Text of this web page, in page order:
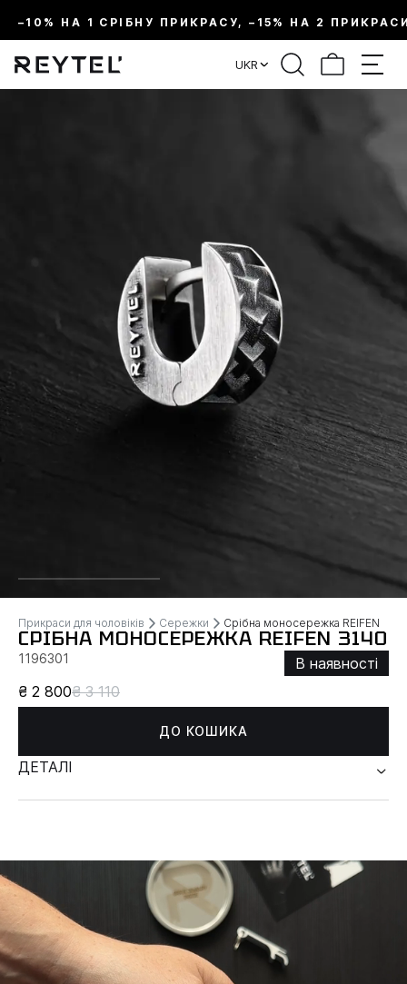
–10% НА 1 СРІБНУ ПРИКРАСУ, –15% НА 2
UKR
Прикраси для чоловіків Сережки Срібна моносережка REIFEN
СРІБНА МОНОСЕРЕЖКА REIFEN 3140
1196301
В наявності
₴ 2 800₴ 3 110
ДО КОШИКА
ДЕТАЛІ